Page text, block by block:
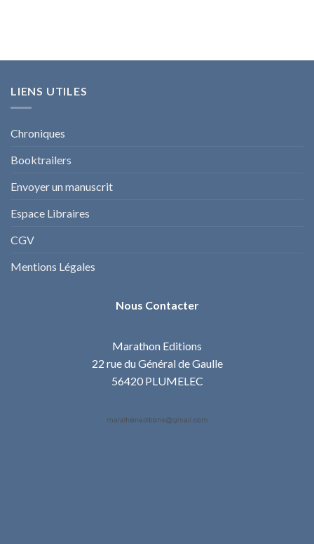
LIENS UTILES
Chroniques
Booktrailers
Envoyer un manuscrit
Espace Libraires
CGV
Mentions Légales
Nous Contacter
Marathon Editions
22 rue du Général de Gaulle
56420 PLUMELEC